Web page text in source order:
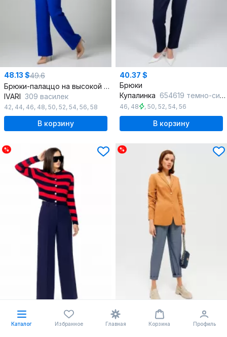
48.13 $49.6
Брюки-палаццо на высокой посадке со стрелками
IVARI 309 василек
42, 44, 46, 48, 50, 52, 54, 56, 58
В корзину
40.37 $
Брюки
Купалинка 654619 темно-синий
46, 48 , 50, 52, 54, 56
В корзину
%
66.37 $
%
56.38
Каталог Избранное Главная Корзина Профиль